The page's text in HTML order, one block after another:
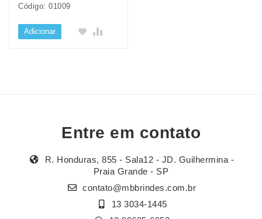
Código: 01009
Adicionar
Entre em contato
R. Honduras, 855 - Sala12 - JD. Guilhermina -
Praia Grande - SP
contato@mbbrindes.com.br
13 3034-1445